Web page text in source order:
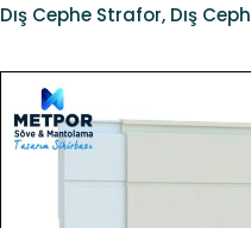
Dış Cephe Strafor, Dış